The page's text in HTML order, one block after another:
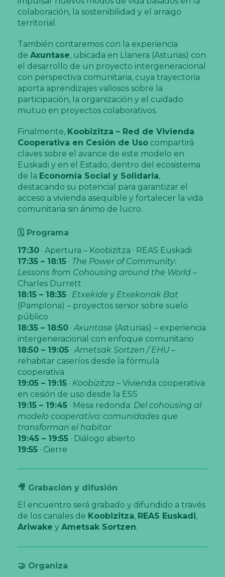
colaboración, la sostenibilidad y el arraigo
territorial.
También contaremos con la experiencia
de Axuntase, ubicada en Llanera (Asturias) con
el desarrollo de un proyecto intergeneracional
con perspectiva comunitaria, cuya trayectoria
aporta aprendizajes valiosos sobre la
participación, la organización y el cuidado
mutuo en proyectos colaborativos.
Finalmente, Koobizitza – Red de Vivienda
Cooperativa en Cesión de Usocompartirá
claves sobre el avance de este modelo en
Euskadi y en el Estado, dentro del ecosistema
de la Economía Social y Solidaria,
destacando su potencial para garantizar el
acceso a vivienda asequible y fortalecer la vida
comunitaria sin ánimo de lucro.
🗓️ Programa
17:30· Apertura – Koobizitza · REAS Euskadi
17:35 – 18:15· The Power of Community:
Lessons from Cohousing around the World–
Charles Durrett
18:15 – 18:35· Etxekide y Etxekonak Bat
(Pamplona) – proyectos senior sobre suelo
público
18:35 – 18:50· Axuntase (Asturias) – experiencia
intergeneracional con enfoque comunitario
18:50 – 19:05· Ametsak Sortzen / EHU–
rehabitar caseríos desde la fórmula
cooperativa
19:05 – 19:15· Koobizitza – Vivienda cooperativa
en cesión de uso desde la ESS
19:15 – 19:45· Mesa redonda: Del cohousing al
modelo cooperativo: comunidades que
transforman el habitar
19:45 – 19:55· Diálogo abierto
19:55· Cierre
🎥 Grabación y difusión
El encuentro será grabado y difundido a través
de los canales de Koobizitza, REAS Euskadi,
Ariwake y Ametsak Sortzen.
🤝 Organiza